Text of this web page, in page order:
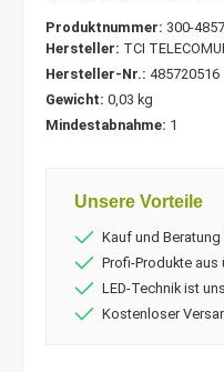
Produktnummer: 300-
Hersteller: TCI
Hersteller-Nr.: 485720516
Gewicht: 0,03 kg
Mindestabnahme: 1
Unsere Vorteile
Kauf und Beratung
Profi-Produkte aus
LED-Technik ist
Kostenloser